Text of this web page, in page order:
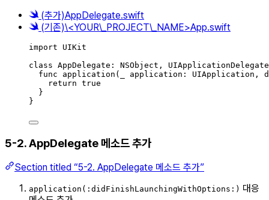
(추가)AppDelegate.swift
(기존)\<YOUR\_PROJECT\_NAME>App.swift
import
UIKit
class AppDelegate : NSObject ,
func
application ( application: UIApplication,
return true
}
}
5-2. AppDelegate 메소드 추가
Section titled “5-2. AppDelegate 메소드 추가”
application(:didFinishLaunchingWithOptions:) 대응